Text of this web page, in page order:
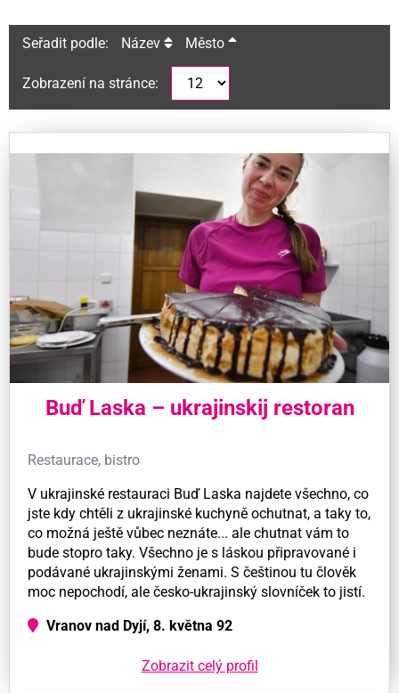
Seřadit podle: Název Město
Zobrazení na stránce:
Buď Laska – ukrajinskij restoran
Restaurace, bistro
V ukrajinské restauraci Buď Laska najdete všechno, co
jste kdy chtěli z ukrajinské kuchyně ochutnat, a taky to,
co možná ještě vůbec neznáte... ale chutnat vám to
bude stopro taky. Všechno je s láskou připravované i
podávané ukrajinskými ženami. S češtinou tu člověk
moc nepochodí, ale česko-ukrajinský slovníček to jistí.
Vranov nad Dyjí, 8. května 92
Zobrazit celý profil